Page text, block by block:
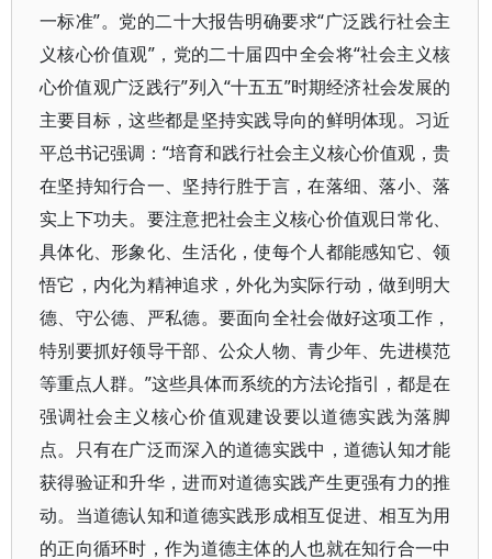
一标准”。党的二十大报告明确要求“广泛践行社会主
义核心价值观”，党的二十届四中全会将“社会主义核
心价值观广泛践行”列入“十五五”时期经济社会发展的
主要目标，这些都是坚持实践导向的鲜明体现。习近
平总书记强调：“培育和践行社会主义核心价值观，贵
在坚持知行合一、坚持行胜于言，在落细、落小、落
实上下功夫。要注意把社会主义核心价值观日常化、
具体化、形象化、生活化，使每个人都能感知它、领
悟它，内化为精神追求，外化为实际行动，做到明大
德、守公德、严私德。要面向全社会做好这项工作，
特别要抓好领导干部、公众人物、青少年、先进模范
等重点人群。”这些具体而系统的方法论指引，都是在
强调社会主义核心价值观建设要以道德实践为落脚
点。只有在广泛而深入的道德实践中，道德认知才能
获得验证和升华，进而对道德实践产生更强有力的推
动。当道德认知和道德实践形成相互促进、相互为用
的正向循环时，作为道德主体的人也就在知行合一中